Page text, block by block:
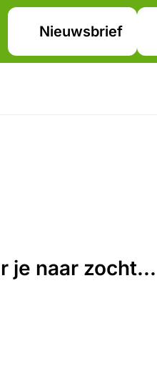
Nieuwsbrief
je naar zocht...